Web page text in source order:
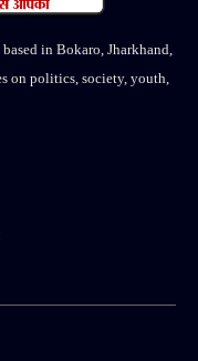
in Bokaro, Jharkhand,
on politics, society, youth,